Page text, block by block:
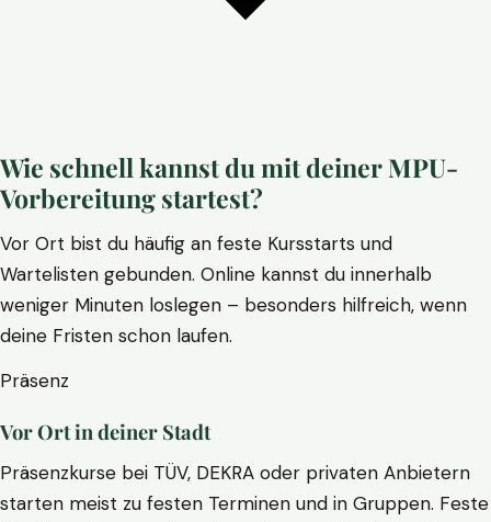
Wie schnell kannst du mit deiner MPU-
Vorbereitung startest?
Vor Ort bist du häufig an feste Kursstarts und
Wartelisten gebunden. Online kannst du innerhalb
weniger Minuten loslegen – besonders hilfreich, wenn
deine Fristen schon laufen.
Präsenz
Vor Ort in deiner Stadt
Präsenzkurse bei TÜV, DEKRA oder privaten Anbietern
starten meist zu festen Terminen und in Gruppen. Feste